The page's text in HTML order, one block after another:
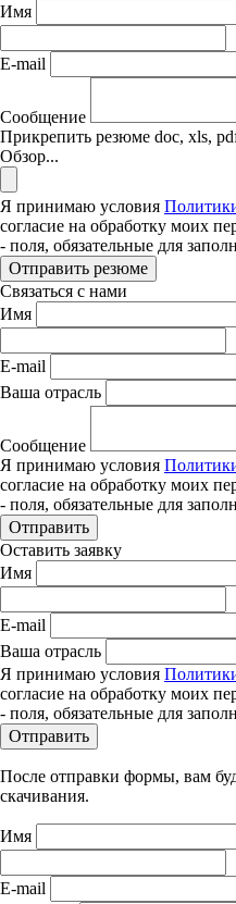
Имя
E-mail
Сообщение
Прикрепить резюме doc, xls,
Обзор...
Я принимаю условия
согласие на обработку моих
- поля, обязательные для
Отправить резюме
Связаться с нами
Имя
E-mail
Ваша отрасль
Сообщение
Я принимаю условия
согласие на обработку моих
- поля, обязательные для
Отправить
Оставить заявку
Имя
E-mail
Ваша отрасль
Я принимаю условия
согласие на обработку моих
- поля, обязательные для
Отправить
После отправки формы, вам
скачивания.
Имя
E-mail